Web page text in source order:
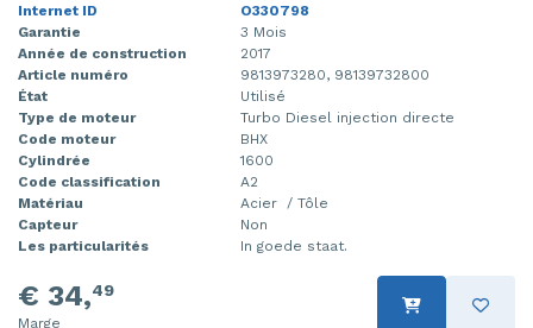
Internet ID
O330798
Garantie
3 Mois
Année de construction
2017
Article numéro
9813973280, 98139732800
État
Utilisé
Type de moteur
Turbo Diesel injection directe
Code moteur
BHX
Cylindrée
1600
Code classification
A2
Matériau
Acier / Tôle
Capteur
Non
Les particularités
In goede staat.
€ 34,49
Marge